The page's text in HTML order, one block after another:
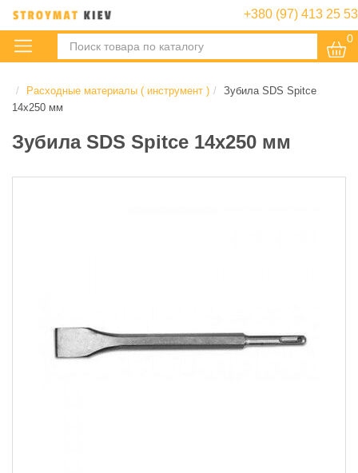
+380 (97) 413 25 53
0
Расходные материалы ( инструмент )
Зубила SDS Spitce
14х250 мм
Зубила SDS Spitce 14х250 мм